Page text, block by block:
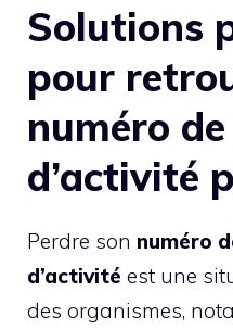
Solutions
pour
numéro
d’activité
Perdre son numéro
d’activité est une
des organismes,